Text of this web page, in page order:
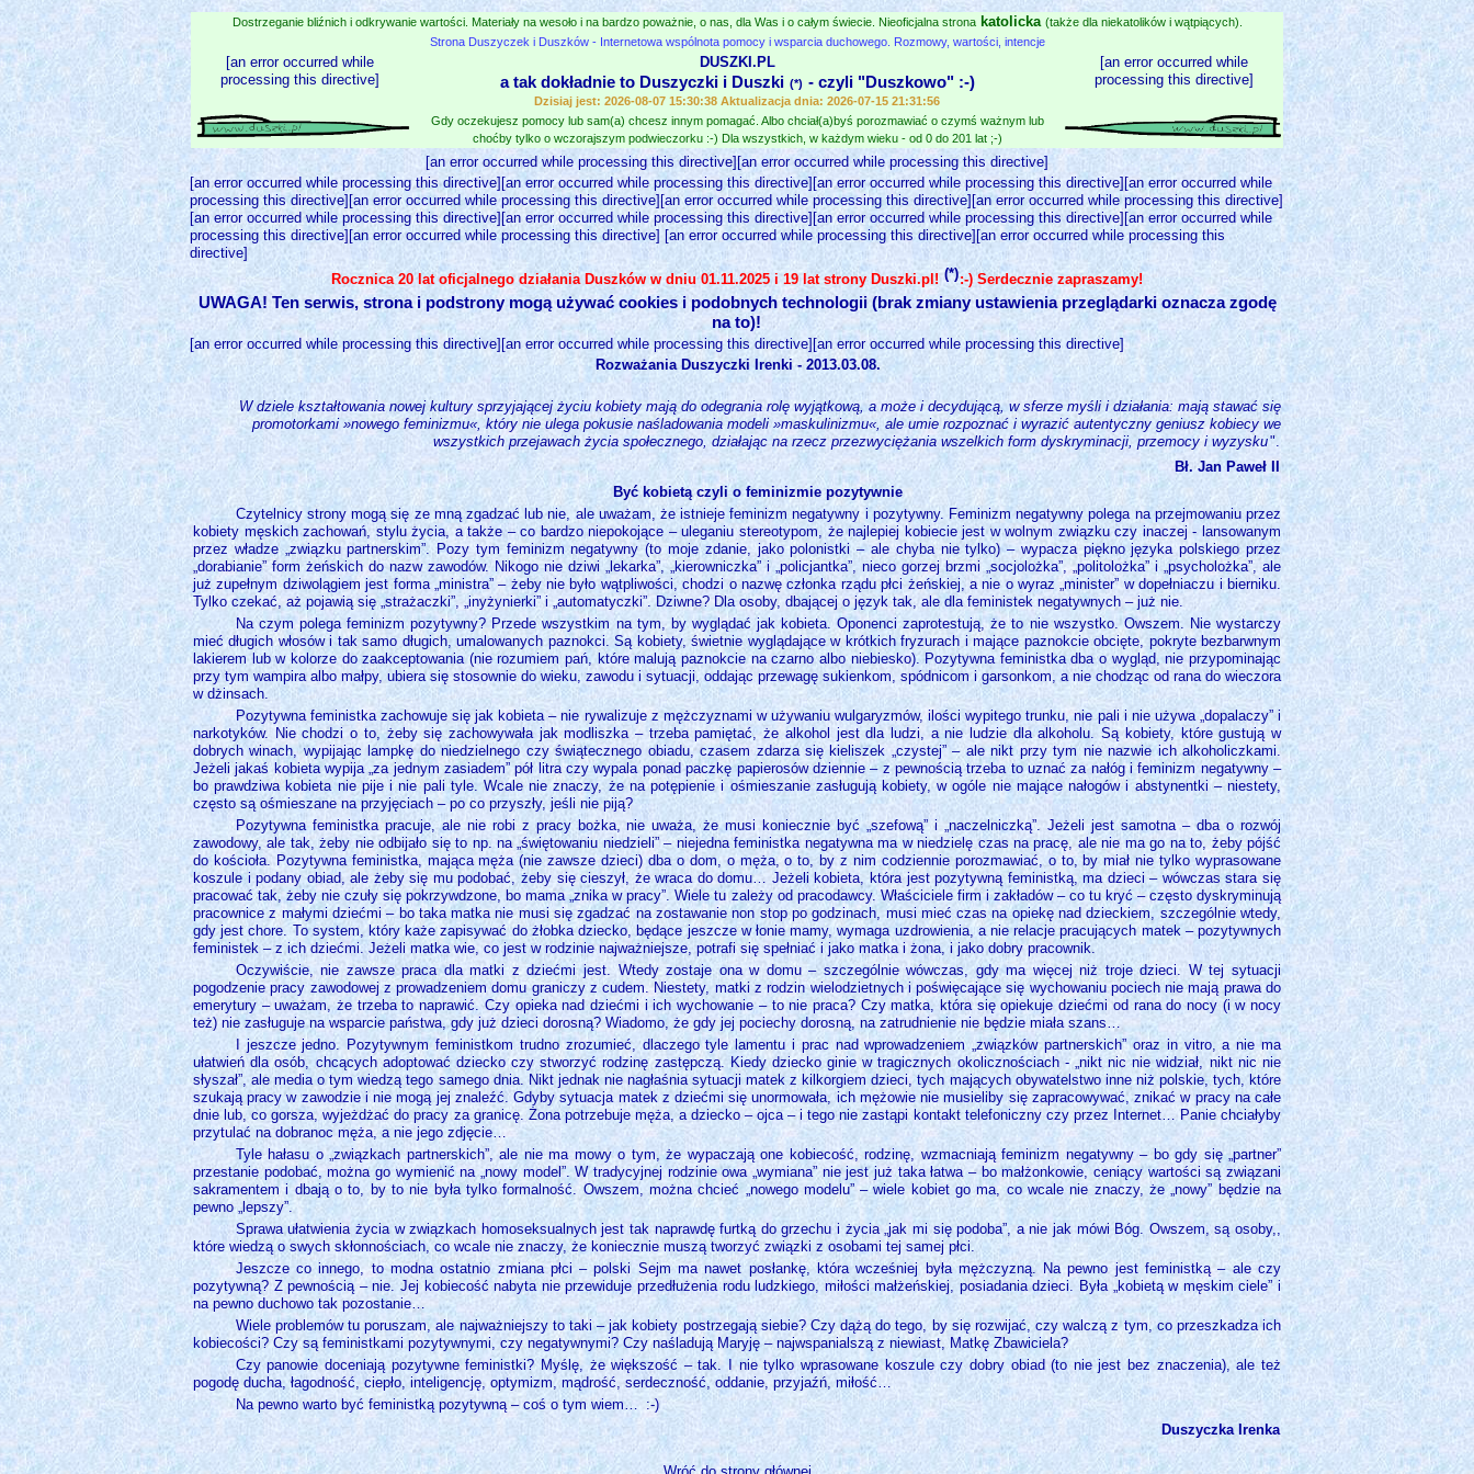
Dostrzeganie bliźnich i odkrywanie wartości. Materiały na wesoło i na bardzo poważnie, o nas, dla Was i o całym świecie. Nieoficjalna strona katolicka (także dla niekatolików i wątpiących).
[an error occurred while
processing this directive]
Strona Duszyczek i Duszków - Internetowa wspólnota pomocy i wsparcia duchowego. Rozmowy, wartości, intencje
DUSZKI.PL
a tak dokładnie to Duszyczki i Duszki (*) - czyli "Duszkowo" :-)
Dzisiaj jest: 2026-08-07 15:30:38 Aktualizacja dnia: 2026-07-15 21:31:56
[an error occurred while
processing this directive]
Gdy oczekujesz pomocy lub sam(a) chcesz innym pomagać. Albo chciał(a)byś porozmawiać o czymś ważnym lub
choćby tylko o wczorajszym podwieczorku :-) Dla wszystkich, w każdym wieku - od 0 do 201 lat ;-)
[an error occurred while processing this directive][an error occurred while processing this directive]
[an error occurred while processing this directive][an error occurred while processing this directive][an error occurred while processing this directive][an error occurred while
processing this directive][an error occurred while processing this directive][an error occurred while processing this directive][an error occurred while processing this directive]
[an error occurred while processing this directive][an error occurred while processing this directive][an error occurred while processing this directive][an error occurred while
processing this directive][an error occurred while processing this directive] [an error occurred while processing this directive][an error occurred while processing this
directive]
Rocznica 20 lat oficjalnego działania Duszków w dniu 01.11.2025 i 19 lat strony Duszki.pl! (*):-) Serdecznie zapraszamy!
UWAGA! Ten serwis, strona i podstrony mogą używać cookies i podobnych technologii (brak zmiany ustawienia przeglądarki oznacza zgodę
na to)!
[an error occurred while processing this directive][an error occurred while processing this directive][an error occurred while processing this directive]
Rozważania Duszyczki Irenki - 2013.03.08.
W dziele kształtowania nowej kultury sprzyjającej życiu kobiety mają do odegrania rolę wyjątkową, a może i decydującą, w sferze myśli i działania: mają stawać się
promotorkami »nowego feminizmu«, który nie ulega pokusie naśladowania modeli »maskulinizmu«, ale umie rozpoznać i wyrazić autentyczny geniusz kobiecy we
wszystkich przejawach życia społecznego, działając na rzecz przezwyciężania wszelkich form dyskryminacji, przemocy i wyzysku".
Bł. Jan Paweł II
Być kobietą czyli o feminizmie pozytywnie
Czytelnicy strony mogą się ze mną zgadzać lub nie, ale uważam, że istnieje feminizm negatywny i pozytywny. Feminizm negatywny polega na przejmowaniu przez
kobiety męskich zachowań, stylu życia, a także – co bardzo niepokojące – uleganiu stereotypom, że najlepiej kobiecie jest w wolnym związku czy inaczej - lansowanym
przez władze „związku partnerskim”. Pozy tym feminizm negatywny (to moje zdanie, jako polonistki – ale chyba nie tylko) – wypacza piękno języka polskiego przez
„dorabianie” form żeńskich do nazw zawodów. Nikogo nie dziwi „lekarka”, „kierowniczka” i „policjantka”, nieco gorzej brzmi „socjolożka”, „politolożka” i „psycholożka”, ale
już zupełnym dziwolągiem jest forma „ministra” – żeby nie było wątpliwości, chodzi o nazwę członka rządu płci żeńskiej, a nie o wyraz „minister” w dopełniaczu i bierniku.
Tylko czekać, aż pojawią się „strażaczki”, „inyżynierki” i „automatyczki”. Dziwne? Dla osoby, dbającej o język tak, ale dla feministek negatywnych – już nie.
Na czym polega feminizm pozytywny? Przede wszystkim na tym, by wyglądać jak kobieta. Oponenci zaprotestują, że to nie wszystko. Owszem. Nie wystarczy
mieć długich włosów i tak samo długich, umalowanych paznokci. Są kobiety, świetnie wyglądające w krótkich fryzurach i mające paznokcie obcięte, pokryte bezbarwnym
lakierem lub w kolorze do zaakceptowania (nie rozumiem pań, które malują paznokcie na czarno albo niebiesko). Pozytywna feministka dba o wygląd, nie przypominając
przy tym wampira albo małpy, ubiera się stosownie do wieku, zawodu i sytuacji, oddając przewagę sukienkom, spódnicom i garsonkom, a nie chodząc od rana do wieczora
w dżinsach.
Pozytywna feministka zachowuje się jak kobieta – nie rywalizuje z mężczyznami w używaniu wulgaryzmów, ilości wypitego trunku, nie pali i nie używa „dopalaczy” i
narkotyków. Nie chodzi o to, żeby się zachowywała jak modliszka – trzeba pamiętać, że alkohol jest dla ludzi, a nie ludzie dla alkoholu. Są kobiety, które gustują w
dobrych winach, wypijając lampkę do niedzielnego czy świątecznego obiadu, czasem zdarza się kieliszek „czystej” – ale nikt przy tym nie nazwie ich alkoholiczkami.
Jeżeli jakaś kobieta wypija „za jednym zasiadem” pół litra czy wypala ponad paczkę papierosów dziennie – z pewnością trzeba to uznać za nałóg i feminizm negatywny –
bo prawdziwa kobieta nie pije i nie pali tyle. Wcale nie znaczy, że na potępienie i ośmieszanie zasługują kobiety, w ogóle nie mające nałogów i abstynentki – niestety,
często są ośmieszane na przyjęciach – po co przyszły, jeśli nie piją?
Pozytywna feministka pracuje, ale nie robi z pracy bożka, nie uważa, że musi koniecznie być „szefową” i „naczelniczką”. Jeżeli jest samotna – dba o rozwój
zawodowy, ale tak, żeby nie odbijało się to np. na „świętowaniu niedzieli” – niejedna feministka negatywna ma w niedzielę czas na pracę, ale nie ma go na to, żeby pójść
do kościoła. Pozytywna feministka, mająca męża (nie zawsze dzieci) dba o dom, o męża, o to, by z nim codziennie porozmawiać, o to, by miał nie tylko wyprasowane
koszule i podany obiad, ale żeby się mu podobać, żeby się cieszył, że wraca do domu… Jeżeli kobieta, która jest pozytywną feministką, ma dzieci – wówczas stara się
pracować tak, żeby nie czuły się pokrzywdzone, bo mama „znika w pracy”. Wiele tu zależy od pracodawcy. Właściciele firm i zakładów – co tu kryć – często dyskryminują
pracownice z małymi dziećmi – bo taka matka nie musi się zgadzać na zostawanie non stop po godzinach, musi mieć czas na opiekę nad dzieckiem, szczególnie wtedy,
gdy jest chore. To system, który każe zapisywać do żłobka dziecko, będące jeszcze w łonie mamy, wymaga uzdrowienia, a nie relacje pracujących matek – pozytywnych
feministek – z ich dziećmi. Jeżeli matka wie, co jest w rodzinie najważniejsze, potrafi się spełniać i jako matka i żona, i jako dobry pracownik.
Oczywiście, nie zawsze praca dla matki z dziećmi jest. Wtedy zostaje ona w domu – szczególnie wówczas, gdy ma więcej niż troje dzieci. W tej sytuacji
pogodzenie pracy zawodowej z prowadzeniem domu graniczy z cudem. Niestety, matki z rodzin wielodzietnych i poświęcające się wychowaniu pociech nie mają prawa do
emerytury – uważam, że trzeba to naprawić. Czy opieka nad dziećmi i ich wychowanie – to nie praca? Czy matka, która się opiekuje dziećmi od rana do nocy (i w nocy
też) nie zasługuje na wsparcie państwa, gdy już dzieci dorosną? Wiadomo, że gdy jej pociechy dorosną, na zatrudnienie nie będzie miała szans…
I jeszcze jedno. Pozytywnym feministkom trudno zrozumieć, dlaczego tyle lamentu i prac nad wprowadzeniem „związków partnerskich” oraz in vitro, a nie ma
ułatwień dla osób, chcących adoptować dziecko czy stworzyć rodzinę zastępczą. Kiedy dziecko ginie w tragicznych okolicznościach - „nikt nic nie widział, nikt nic nie
słyszał”, ale media o tym wiedzą tego samego dnia. Nikt jednak nie nagłaśnia sytuacji matek z kilkorgiem dzieci, tych mających obywatelstwo inne niż polskie, tych, które
szukają pracy w zawodzie i nie mogą jej znaleźć. Gdyby sytuacja matek z dziećmi się unormowała, ich mężowie nie musieliby się zapracowywać, znikać w pracy na całe
dnie lub, co gorsza, wyjeżdżać do pracy za granicę. Żona potrzebuje męża, a dziecko – ojca – i tego nie zastąpi kontakt telefoniczny czy przez Internet… Panie chciałyby
przytulać na dobranoc męża, a nie jego zdjęcie…
Tyle hałasu o „związkach partnerskich”, ale nie ma mowy o tym, że wypaczają one kobiecość, rodzinę, wzmacniają feminizm negatywny – bo gdy się „partner”
przestanie podobać, można go wymienić na „nowy model”. W tradycyjnej rodzinie owa „wymiana” nie jest już taka łatwa – bo małżonkowie, ceniący wartości są związani
sakramentem i dbają o to, by to nie była tylko formalność. Owszem, można chcieć „nowego modelu” – wiele kobiet go ma, co wcale nie znaczy, że „nowy” będzie na
pewno „lepszy”.
Sprawa ułatwienia życia w związkach homoseksualnych jest tak naprawdę furtką do grzechu i życia „jak mi się podoba”, a nie jak mówi Bóg. Owszem, są osoby,,
które wiedzą o swych skłonnościach, co wcale nie znaczy, że koniecznie muszą tworzyć związki z osobami tej samej płci.
Jeszcze co innego, to modna ostatnio zmiana płci – polski Sejm ma nawet posłankę, która wcześniej była mężczyzną. Na pewno jest feministką – ale czy
pozytywną? Z pewnością – nie. Jej kobiecość nabyta nie przewiduje przedłużenia rodu ludzkiego, miłości małżeńskiej, posiadania dzieci. Była „kobietą w męskim ciele” i
na pewno duchowo tak pozostanie…
Wiele problemów tu poruszam, ale najważniejszy to taki – jak kobiety postrzegają siebie? Czy dążą do tego, by się rozwijać, czy walczą z tym, co przeszkadza ich
kobiecości? Czy są feministkami pozytywnymi, czy negatywnymi? Czy naśladują Maryję – najwspanialszą z niewiast, Matkę Zbawiciela?
Czy panowie doceniają pozytywne feministki? Myślę, że większość – tak. I nie tylko wprasowane koszule czy dobry obiad (to nie jest bez znaczenia), ale też
pogodę ducha, łagodność, ciepło, inteligencję, optymizm, mądrość, serdeczność, oddanie, przyjaźń, miłość…
Na pewno warto być feministką pozytywną – coś o tym wiem… :-)
Duszyczka Irenka